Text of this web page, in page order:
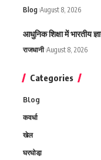
Blog August 8, 2026
आधुनिक शिक्षा में भारतीय
राजधानी August 8, 2026
Categories
Blog
कवर्धा
खेल
घरघोडा़